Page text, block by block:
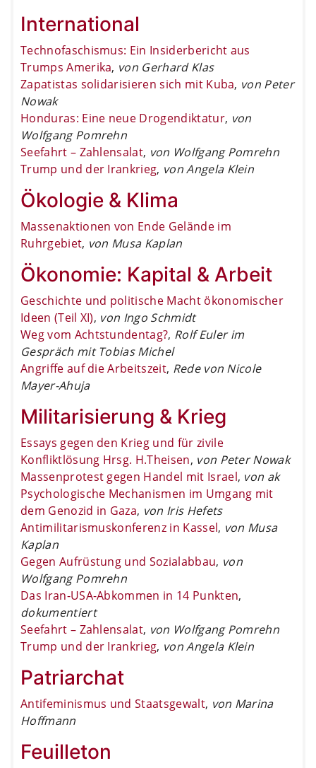
International
Technofaschismus: Ein Insiderbericht aus
Trumps Amerika, von Gerhard Klas
Zapatistas solidarisieren sich mit Kuba, von Peter
Nowak
Honduras: Eine neue Drogendiktatur, von
Wolfgang Pomrehn
Seefahrt – Zahlensalat, von Wolfgang Pomrehn
Trump und der Irankrieg, von Angela Klein
Ökologie & Klima
Massenaktionen von Ende Gelände im
Ruhrgebiet, von Musa Kaplan
Ökonomie: Kapital & Arbeit
Geschichte und politische Macht ökonomischer
Ideen (Teil XI), von Ingo Schmidt
Weg vom Achtstundentag?, Rolf Euler im
Gespräch mit Tobias Michel
Angriffe auf die Arbeitszeit, Rede von Nicole
Mayer-Ahuja
Militarisierung & Krieg
Essays gegen den Krieg und für zivile
Konfliktlösung Hrsg. H.Theisen, von Peter Nowak
Massenprotest gegen Handel mit Israel, von ak
Psychologische Mechanismen im Umgang mit
dem Genozid in Gaza, von Iris Hefets
Antimilitarismuskonferenz in Kassel, von Musa
Kaplan
Gegen Aufrüstung und Sozialabbau, von
Wolfgang Pomrehn
Das Iran-USA-Abkommen in 14 Punkten,
dokumentiert
Seefahrt – Zahlensalat, von Wolfgang Pomrehn
Trump und der Irankrieg, von Angela Klein
Patriarchat
Antifeminismus und Staatsgewalt, von Marina
Hoffmann
Feuilleton